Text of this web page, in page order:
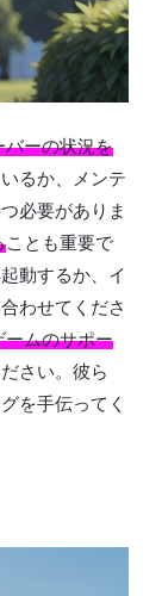
ーの状況を
るか、メンテ
必要がありま
ことも重要で
動するか、イ
わせてくださ
ムのサポー
さい。彼ら
を手伝ってく